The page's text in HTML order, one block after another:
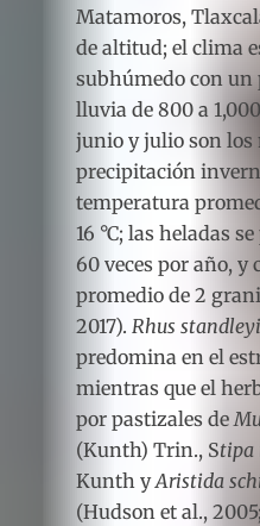
Matamoros,
de altitud; el clima
subhúmedo con un
lluvia de 800 a
junio y julio son los
precipitación
temperatura
16 °C; las heladas
60 veces por año, y
promedio de 2
2017). Rhus standleyi
predomina en el
mientras que el
por pastizales de
(Kunth) Trin., Stipa
Kunth yAristida
(Hudson et al.,